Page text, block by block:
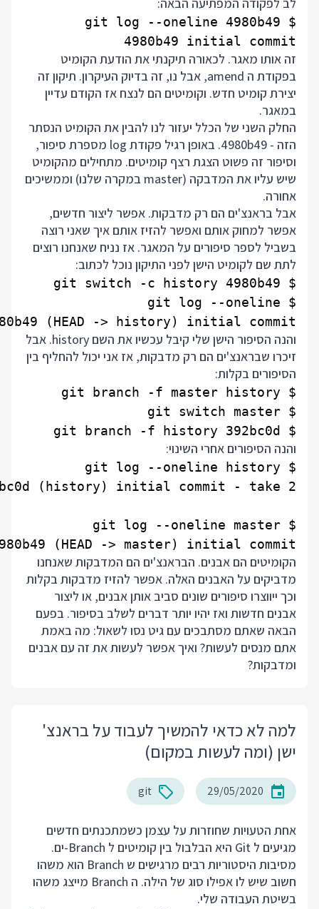
4980b49 initial commit
זה אותו מאגר. לכאורה תיקנתי את הודעת הקומיט
בפקודת ה amend, אבל נו, זה בדיוק העיקרון. תיקון זה
יצירת קומיט חדש. וקומיטים הם לנצח אז הקודם עדיין
במאגר.
החלק השני של הכלל יעזור לנו להבין את הקומיט הנסתר
הזה - 4980b49. באופן רגיל פקודת log מספרת סיפור,
וסיפור זה פשוט הצגת רצף קומיטים. מתחילים מהקומיט
שיש עליו את המדבקה (master במקרה שלנו) וממשיכים
אחורה.
אבל בראנצ'ים הם רק מדבקות. אפשר ליצור חדשים,
אפשר למחוק אותם ואפשר להזיז אותם איך שאני רוצה
בשביל לספר סיפורים על המאגר. אז נניח שאנחנו רוצים
לתת שם לקומיט הישן לפני התיקון נוכל לכתוב:
(HEAD -> history) initial commit
והנה הסיפור הישן שלי קיבל עכשיו את השם history. אבל
זיכרו שבראנצ'ים הם רק מדבקות, אז אני יכול להחליף בין
הסיפורים בקלות:
$ git branch -f history 392bc0d
והנה הסיפורים אחרי השינוי:
(HEAD -> master) initial commit
הקומיטים הם אבנים. הבראנצ'ים הם המדבקות שאנחנו
מדביקים על האבנים האלה. אפשר להזיז מדבקות בקלות
וכך ייווצרו סיפורים שונים סביב אותן אבנים, או ליצור
אבנים חדשות ואז יהיו יותר דברים לשלב בסיפור. בפעם
הבאה שאתם מסתבכים עם גיט נסו לשאול: מה באמת
אתם מנסים לעשות? ואיך אפשר לעשות את זה עם אבנים
ומדבקות?
למה לא כדאי להמשיך לעבוד על בראנצ'
ישן (ומה לעשות במקום)
29/05/2020
git
אחת הטעויות שחוזרות על עצמן כשמתכנתים חדשים
מגיעים ל Git היא הבלבול בין קומיטים ל Branch-ים.
מסיבות היסטוריות רבים מרגישים ש Branch הוא משהו
חשוב שיש לו אפילו סוג של הילה. ה Branch מייצג משהו
בשיטת העבודה שלי.